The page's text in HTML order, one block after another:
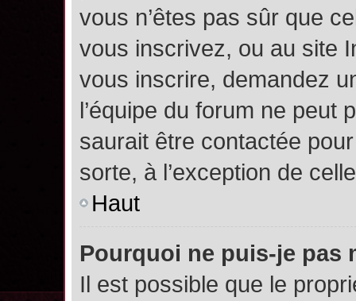
vous n’êtes pas sûr que
vous inscrivez, ou au site
vous inscrire, demandez
l’équipe du forum ne peut
saurait être contactée
sorte, à l’exception de
Haut
Pourquoi ne puis-je pas
Il est possible que le